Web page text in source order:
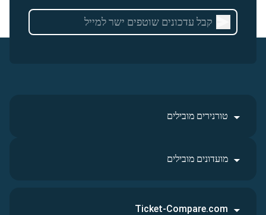
טורנירים מובילים
מועדונים מובילים
Ticket-Compare.com